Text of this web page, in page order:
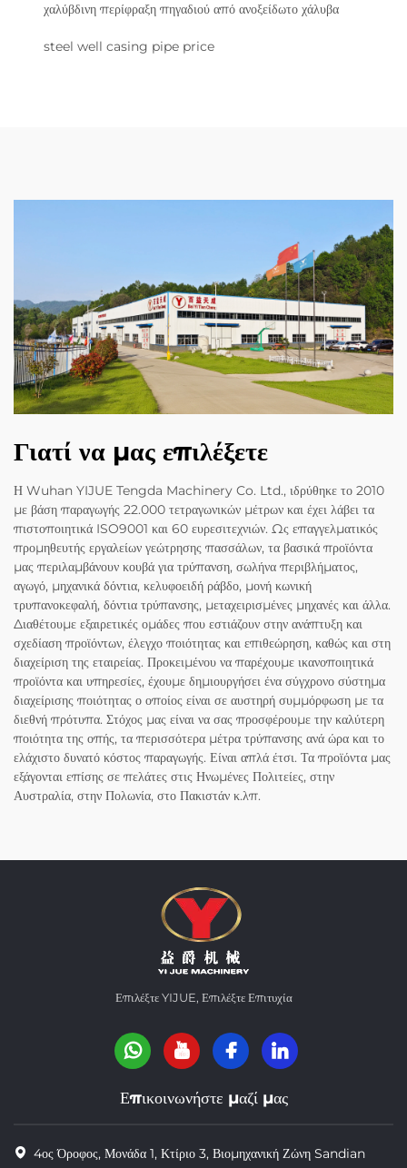
χαλύβδινη περίφραξη πηγαδιού από ανοξείδωτο χάλυβα
steel well casing pipe price
Γιατί να μας επιλέξετε
Η Wuhan YIJUE Tengda Machinery Co. Ltd., ιδρύθηκε το 2010
με βάση παραγωγής 22.000 τετραγωνικών μέτρων και έχει λάβει τα
πιστοποιητικά ISO9001 και 60 ευρεσιτεχνιών. Ως επαγγελματικός
προμηθευτής εργαλείων γεώτρησης πασσάλων, τα βασικά προϊόντα
μας περιλαμβάνουν κουβά για τρύπανση, σωλήνα περιβλήματος,
αγωγό, μηχανικά δόντια, κελυφοειδή ράβδο, μονή κωνική
τρυπανοκεφαλή, δόντια τρύπανσης, μεταχειρισμένες μηχανές και άλλα.
Διαθέτουμε εξαιρετικές ομάδες που εστιάζουν στην ανάπτυξη και
σχεδίαση προϊόντων, έλεγχο ποιότητας και επιθεώρηση, καθώς και στη
διαχείριση της εταιρείας. Προκειμένου να παρέχουμε ικανοποιητικά
προϊόντα και υπηρεσίες, έχουμε δημιουργήσει ένα σύγχρονο σύστημα
διαχείρισης ποιότητας ο οποίος είναι σε αυστηρή συμμόρφωση με τα
διεθνή πρότυπα. Στόχος μας είναι να σας προσφέρουμε την καλύτερη
ποιότητα της οπής, τα περισσότερα μέτρα τρύπανσης ανά ώρα και το
ελάχιστο δυνατό κόστος παραγωγής. Είναι απλά έτσι. Τα προϊόντα μας
εξάγονται επίσης σε πελάτες στις Ηνωμένες Πολιτείες, στην
Αυστραλία, στην Πολωνία, στο Πακιστάν κ.λπ.
Επιλέξτε YIJUE, Επιλέξτε Επιτυχία
Επικοινωνήστε μαζί μας
4ος Όροφος, Μονάδα 1, Κτίριο 3, Βιομηχανική Ζώνη Sandian